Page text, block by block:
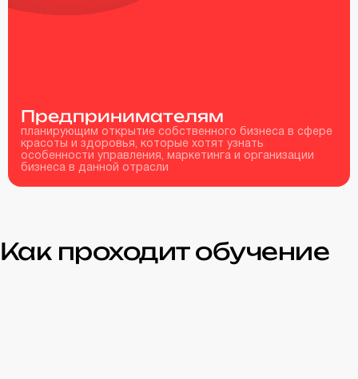
Предпринимателям
планирующим открытие собственного бизнеса в сфере
красоты и здоровья, которые хотят узнать
особенности управления, маркетинга и организации
бизнеса в данной отрасли
Как проходит обучение